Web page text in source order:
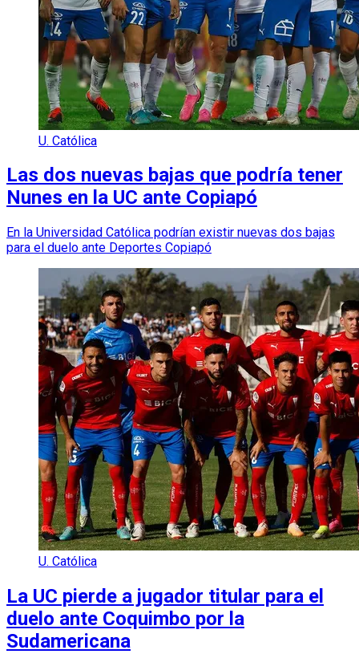
U. Católica
Las dos nuevas bajas que podría tener
Nunes en la UC ante Copiapó
En la Universidad Católica podrían existir nuevas dos bajas
para el duelo ante Deportes Copiapó
U. Católica
La UC pierde a jugador titular para el
duelo ante Coquimbo por la
Sudamericana